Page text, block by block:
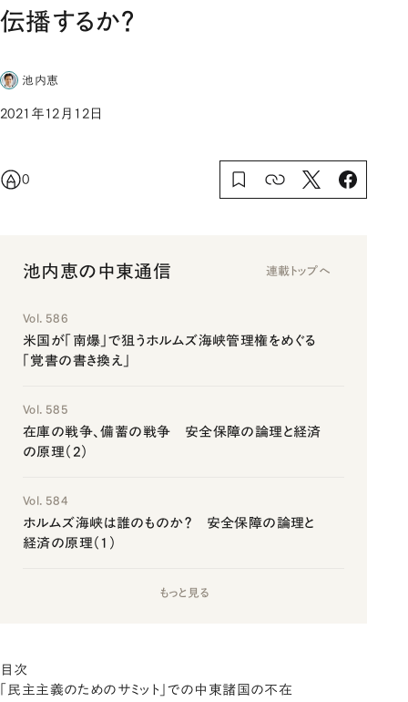
伝播するか？
池内恵
2021年12月12日
0
池内恵の中東通信 連載トップへ
Vol. 586
米国が「南爆」で狙うホルムズ海峡管理権をめぐる
「覚書の書き換え」
Vol. 585
在庫の戦争、備蓄の戦争 安全保障の論理と経済
の原理（2）
Vol. 584
ホルムズ海峡は誰のものか？ 安全保障の論理と
経済の原理（1）
もっと見る
目次
「民主主義のためのサミット」での中東諸国の不在